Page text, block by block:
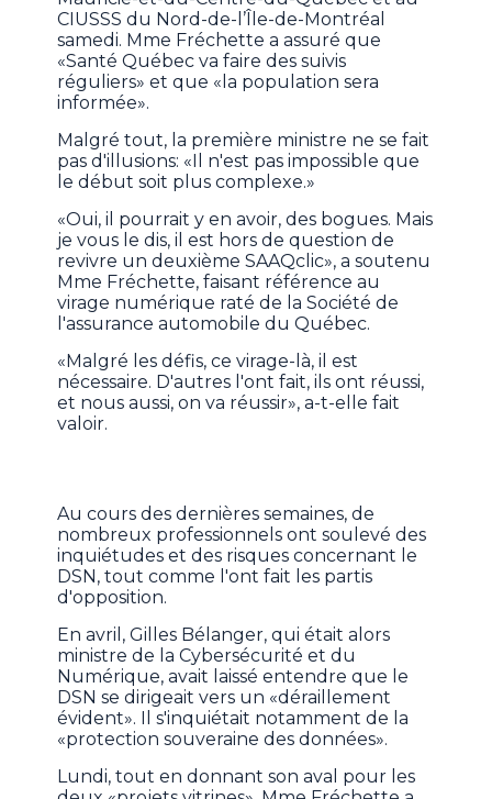
CIUSSS du Nord-de-l’Île-de-Montréal
samedi. Mme Fréchette a assuré que
«Santé Québec va faire des suivis
réguliers» et que «la population sera
informée».
Malgré tout, la première ministre ne se fait
pas d'illusions: «Il n'est pas impossible que
le début soit plus complexe.»
«Oui, il pourrait y en avoir, des bogues. Mais
je vous le dis, il est hors de question de
revivre un deuxième SAAQclic», a soutenu
Mme Fréchette, faisant référence au
virage numérique raté de la Société de
l'assurance automobile du Québec.
«Malgré les défis, ce virage-là, il est
nécessaire. D'autres l'ont fait, ils ont réussi,
et nous aussi, on va réussir», a-t-elle fait
valoir.
Au cours des dernières semaines, de
nombreux professionnels ont soulevé des
inquiétudes et des risques concernant le
DSN, tout comme l'ont fait les partis
d'opposition.
En avril, Gilles Bélanger, qui était alors
ministre de la Cybersécurité et du
Numérique, avait laissé entendre que le
DSN se dirigeait vers un «déraillement
évident». Il s'inquiétait notamment de la
«protection souveraine des données».
Lundi, tout en donnant son aval pour les